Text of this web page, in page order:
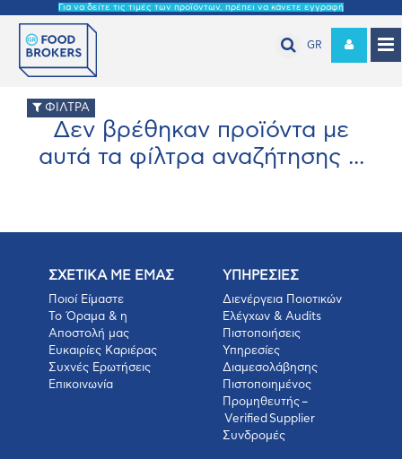
Για να δείτε τις τιμές των προϊόντων, πρέπει να κάνετε εγγραφή
GR
ΦΙΛΤΡΑ
Δεν βρέθηκαν προϊόντα με
αυτά τα φίλτρα αναζήτησης ...
ΣΧΕΤΙΚΑ ΜΕ ΕΜΑΣ
Ποιοί Είμαστε
Το Όραμα & η
Αποστολή μας
Ευκαιρίες Καριέρας
Συχνές Ερωτήσεις
Επικοινωνία
ΥΠΗΡΕΣΙΕΣ
Διενέργεια Ποιοτικών
Ελέγχων & Audits
Πιστοποιήσεις
Υπηρεσίες
Διαμεσολάβησης
Πιστοποιημένος
Προμηθευτής –
Verified Supplier
Συνδρομές